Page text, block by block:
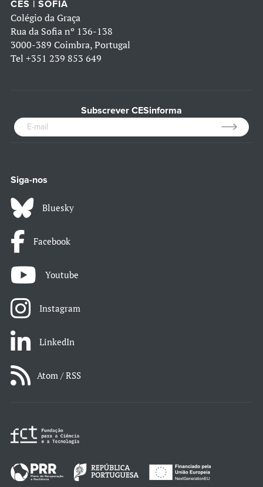
CES | SOFIA
Colégio da Graça
Rua da Sofia nº 136-138
3000-389 Coimbra, Portugal
Tel +351 239 853 649
Subscrever CESinforma
Siga-nos
Bluesky
Facebook
Youtube
Instagram
LinkedIn
Atom / RSS